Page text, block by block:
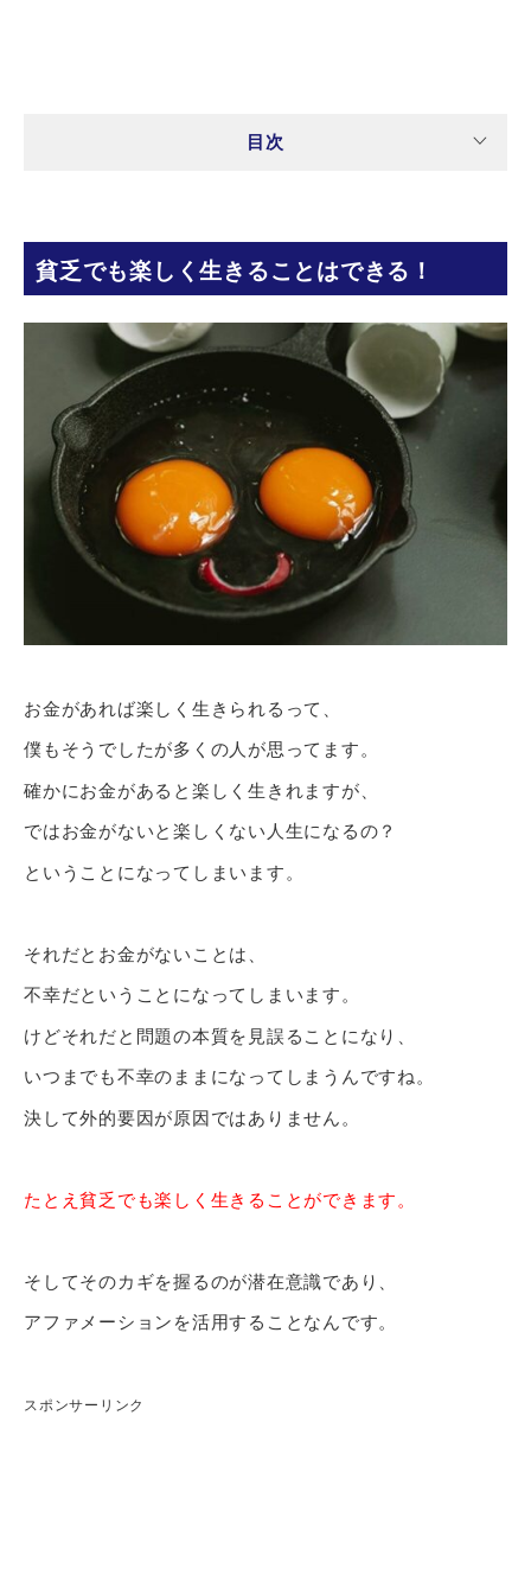
目次
貧乏でも楽しく生きることはできる！
お金があれば楽しく生きられるって、
僕もそうでしたが多くの人が思ってます。
確かにお金があると楽しく生きれますが、
ではお金がないと楽しくない人生になるの？
ということになってしまいます。
それだとお金がないことは、
不幸だということになってしまいます。
けどそれだと問題の本質を見誤ることになり、
いつまでも不幸のままになってしまうんですね。
決して外的要因が原因ではありません。
たとえ貧乏でも楽しく生きることができます。
そしてそのカギを握るのが潜在意識であり、
アファメーションを活用することなんです。
スポンサーリンク